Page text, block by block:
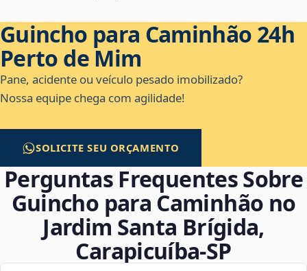
Guincho para Caminhão 24h
Perto de Mim
Pane, acidente ou veículo pesado imobilizado?
Nossa equipe chega com agilidade!
SOLICITE SEU ORÇAMENTO
Perguntas Frequentes Sobre
Guincho para Caminhão no
Jardim Santa Brígida,
Carapicuíba‑SP